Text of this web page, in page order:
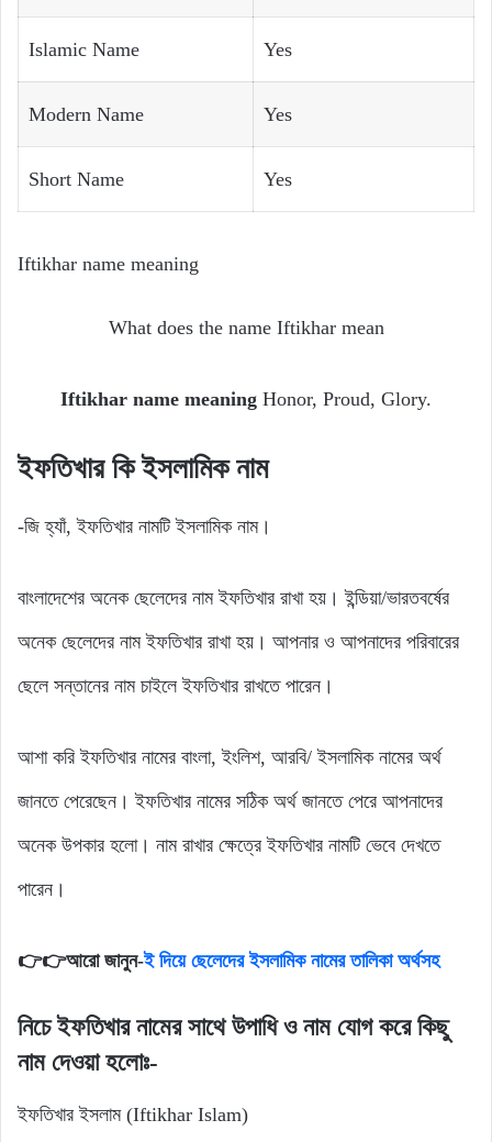
Islamic Name Yes
Modern Name Yes
Short Name Yes
Iftikhar name meaning
What does the name Iftikhar mean
Iftikhar name meaning Honor, Proud, Glory.
ইফতিখার কিইসলামিকনাম
-জি হ্যাঁ, ইফতিখার নামটি ইসলামিক নাম।
বাংলাদেশের অনেক ছেলেদের নাম ইফতিখার রাখা হয়। ইন্ডিয়া/ভারতবর্ষের
অনেক ছেলেদের নাম ইফতিখার রাখা হয়। আপনার ও আপনাদের পরিবারের
ছেলে সন্তানের নাম চাইলে ইফতিখার রাখতে পারেন।
আশা করি ইফতিখার নামের বাংলা, ইংলিশ, আরবি/ ইসলামিক নামের অর্থ
জানতে পেরেছেন। ইফতিখার নামের সঠিক অর্থ জানতে পেরে আপনাদের
অনেক উপকার হলো। নাম রাখার ক্ষেত্রে ইফতিখার নামটি ভেবে দেখতে
পারেন।
👉👉আরো জানুন-ই দিয়ে ছেলেদের ইসলামিক নামের তালিকা অর্থসহ
নিচে ইফতিখার নামের সাথে উপাধি ও নাম যোগ করে কিছু
নাম দেওয়া হলোঃ-
ইফতিখার ইসলাম (Iftikhar Islam)